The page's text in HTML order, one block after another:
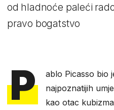
od hladnoće paleći
pravo bogatstvo
P
ablo Picasso bio
najpoznatijih
kao otac